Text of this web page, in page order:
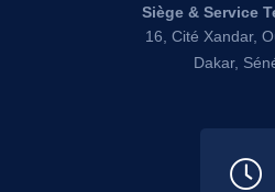
Siège & Service
16, Cité Xandar,
Dakar,